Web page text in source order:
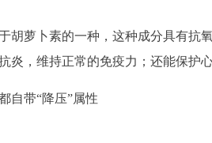
胡萝卜素的一种，这种成分具有抗
炎，维持正常的免疫力；还能保护
自带“降压”属性